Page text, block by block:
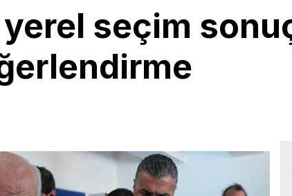
seçim